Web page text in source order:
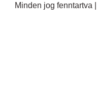
Minden jog fenntartva